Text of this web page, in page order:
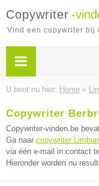
Copywriter -
Vind een copywriter bij
U bent nu hier: Home »
Copywriter
Copywriter-vinden.be
Ga naar copywriter
via één e-mail in contact
Hieronder worden nu